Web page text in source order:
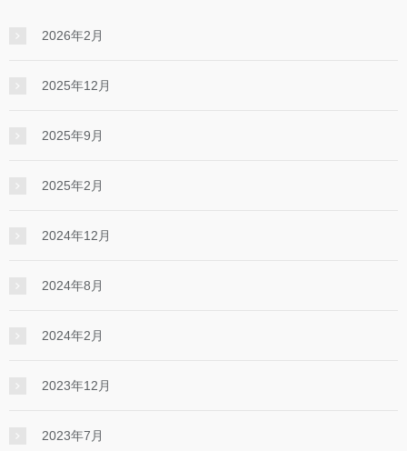
2026年2月
2025年12月
2025年9月
2025年2月
2024年12月
2024年8月
2024年2月
2023年12月
2023年7月